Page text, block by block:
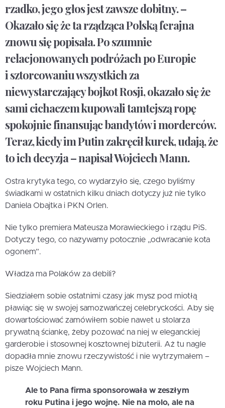
rzadko, jego głos jest zawsze dobitny. –
Okazało się że ta rządząca Polską ferajna
znowu się popisała. Po szumnie
relacjonowanych podróżach po Europie
i sztorcowaniu wszystkich za
niewystarczający bojkot Rosji, okazało się że
sami cichaczem kupowali tamtejszą ropę
spokojnie finansując bandytów i morderców.
Teraz, kiedy im Putin zakręcił kurek, udają, że
to ich decyzja – napisał Wojciech Mann.
Ostra krytyka tego, co wydarzyło się, czego byliśmy
świadkami w ostatnich kilku dniach dotyczy już nie tylko
Daniela Obajtka i PKN Orlen.
Nie tylko premiera Mateusza Morawieckiego i rządu PiS.
Dotyczy tego, co nazywamy potocznie „odwracanie kota
ogonem”.
Władza ma Polaków za debili?
Siedziałem sobie ostatnimi czasy jak mysz pod miotłą
pławiąc się w swojej samozwańczej celebryckości. Aby się
dowartościować zamówiłem sobie nawet u stolarza
prywatną ściankę, żeby pozować na niej w eleganckiej
garderobie i stosownej kosztownej biżuterii. Aż tu nagle
dopadła mnie znowu rzeczywistość i nie wytrzymałem –
pisze Wojciech Mann.
Ale to Pana firma sponsorowała w zeszłym
roku Putina i jego wojnę. Nie na molo, ale na